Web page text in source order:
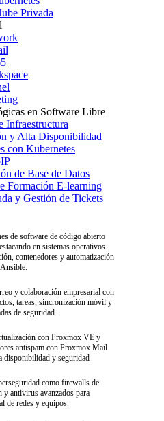
Privada
en Software Libre
Infraestructura
y Alta Disponibilidad
con Kubernetes
de Base de Datos
Formación E-learning
y Gestión de Tickets
de software de código abierto
en sistemas operativos
contenedores y automatización
y colaboración empresarial con
tareas, sincronización móvil y
de seguridad.
con Proxmox VE y
antispam con Proxmox Mail
disponibilidad y seguridad
como firewalls de
y antivirus avanzados para
de redes y equipos.